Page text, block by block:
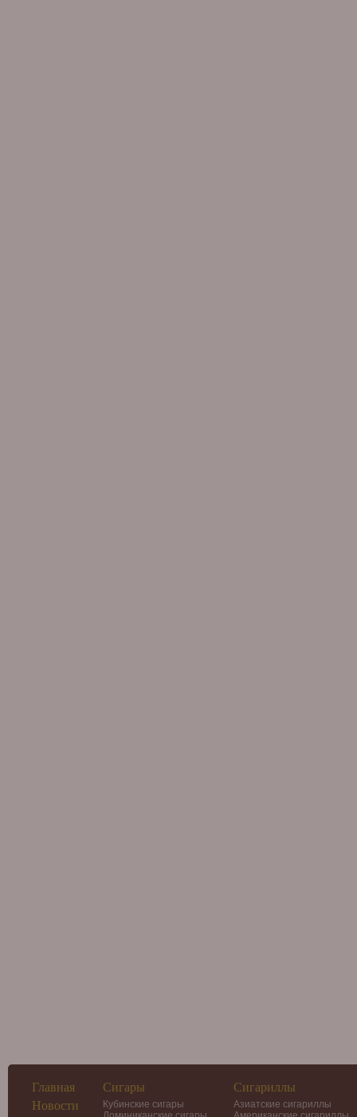
Главная
Новости
Сигары
Кубинские сигары
Сигариллы
Азиатские сигариллы